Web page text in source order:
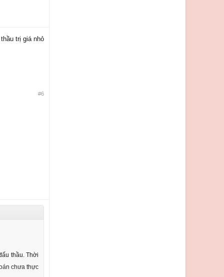
trị giá nhỏ
#6
thầu. Thời
chưa thực